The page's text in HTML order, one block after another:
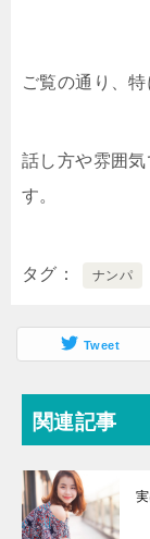
ご覧の通り、
話し方や雰囲
す。
タグ ナンパ
Tweet
関連記事